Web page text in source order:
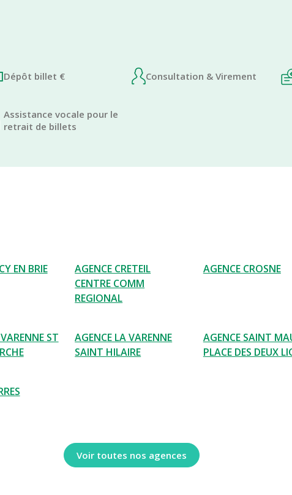
Dépôt billet € Consultation & Virement
Assistance vocale pour le
retrait de billets
EN BRIE
AGENCE CRETEIL
CENTRE COMM
REGIONAL
AGENCE CROSNE
ST
AGENCE LA VARENNE
SAINT HILAIRE
AGENCE SAINT
PLACE DES DEUX
Voir toutes nos agences